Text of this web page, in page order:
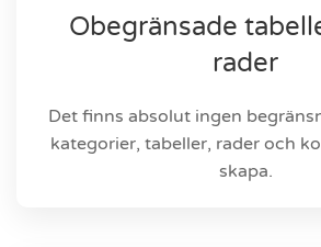
Obegränsade
rader
Det finns absolut ingen
kategorier, tabeller, rader och
skapa.